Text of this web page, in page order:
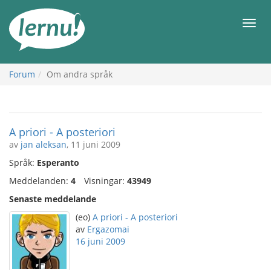
sidans
innehåll
Meny
Forum Om andra språk
A priori - A posteriori
av jan aleksan, 11 juni 2009
Språk: Esperanto
Meddelanden: 4 Visningar: 43949
Senaste meddelande
(eo) A priori - A posteriori
av Ergazomai
16 juni 2009